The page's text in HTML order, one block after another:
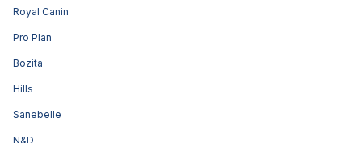
Royal Canin
Pro Plan
Bozita
Hills
Sanebelle
N&D